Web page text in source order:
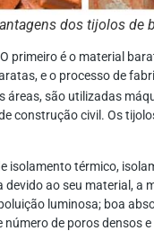
dos tijolos de
primeiro é o material
e o processo de
áreas, são utilizadas
construção civil. Os
isolamento térmico,
ao seu material, a
luminosa; boa
de poros densos